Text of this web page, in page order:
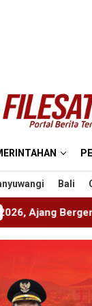
Bali
Muda